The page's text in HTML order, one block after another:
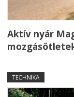
Aktív nyár
TECHNIKA